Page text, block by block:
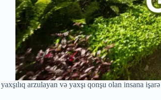
arzulayan və yaxşı qonşu olan insana